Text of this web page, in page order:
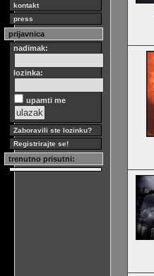
kontakt
press
prijavnica
nadimak:
lozinka:
upamti me
Zaboravili ste lozinku?
Registrirajte se!
trenutno prisutni: